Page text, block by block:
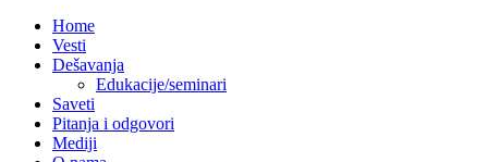
Home
Vesti
Dešavanja
Edukacije/seminari
Saveti
Pitanja i odgovori
Mediji